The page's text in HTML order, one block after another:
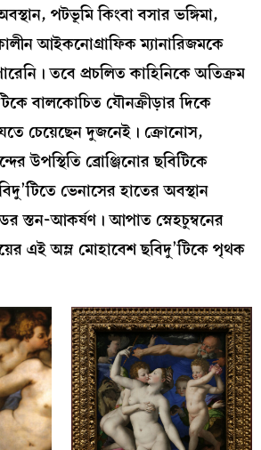
পটভূমি কিংবা বসার ভঙ্গিমা,
আইকনোগ্রাফিক ম্যানারিজমকে
তবে প্রচলিত কাহিনিকে অতিক্রম
বালকোচিত যৌনক্রীড়ার দিকে
চেয়েছেন দুজনেই। ক্রোনোস,
উপস্থিতি ব্রোঞ্জিনোর ছবিটিকে
ভেনাসের হাতের অবস্থান
স্তন-আকর্ষণ। আপাত স্নেহচুম্বনের
এই অম্ল মোহাবেশ ছবিদু’টিকে পৃথক